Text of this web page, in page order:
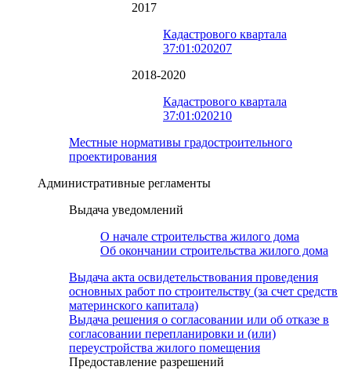
2017
Кадастрового квартала
37:01:020207
2018-2020
Кадастрового квартала
37:01:020210
Местные нормативы градостроительного
проектирования
Административные регламенты
Выдача уведомлений
О начале строительства жилого дома
Об окончании строительства жилого дома
Выдача акта освидетельствования проведения
основных работ по строительству (за счет средств
материнского капитала)
Выдача решения о согласовании или об отказе в
согласовании перепланировки и (или)
переустройства жилого помещения
Предоставление разрешений